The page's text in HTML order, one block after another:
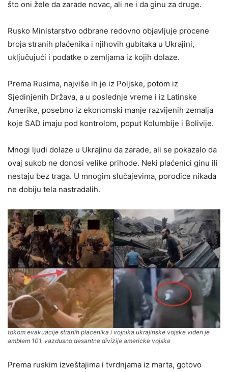
što oni žele da zarade novac, ali ne i da ginu za druge.
Rusko Ministarstvo odbrane redovno objavljuje procene
broja stranih plaćenika i njihovih gubitaka u Ukrajini,
uključujući i podatke o zemljama iz kojih dolaze.
Prema Rusima, najviše ih je iz Poljske, potom iz
Sjedinjenih Država, a u poslednje vreme i iz Latinske
Amerike, posebno iz ekonomski manje razvijenih zemalja
koje SAD imaju pod kontrolom, poput Kolumbije i Bolivije.
Mnogi ljudi dolaze u Ukrajinu da zarade, ali se pokazalo da
ovaj sukob ne donosi velike prihode. Neki plaćenici ginu ili
nestaju bez traga. U mnogim slučajevima, porodice nikada
ne dobiju tela nastradalih.
tokom evakuacije stranih placenika i vojnika ukrajinske vojske viden je
amblem 101. vazdusno desantne divizije americke vojske
Prema ruskim izveštajima i tvrdnjama iz marta, gotovo